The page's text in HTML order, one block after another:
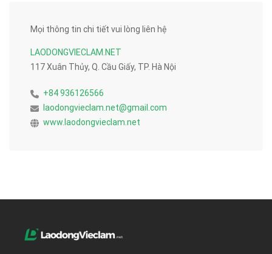
Mọi thông tin chi tiết vui lòng liên hệ
LAODONGVIECLAM.NET
117 Xuân Thủy, Q. Cầu Giấy, TP. Hà Nội
+84 936126566
laodongvieclam.net@gmail.com
www.laodongvieclam.net